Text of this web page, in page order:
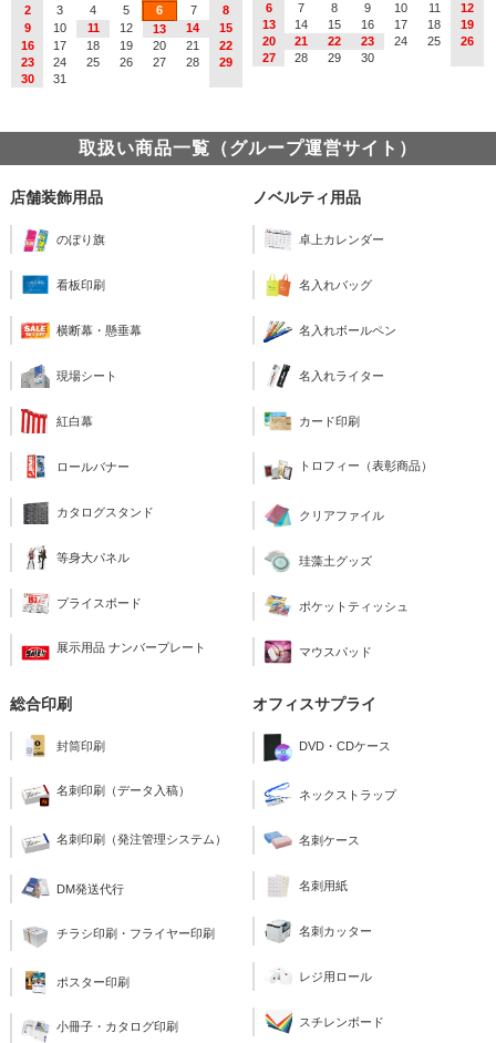
2
3 4 5 6 7
8
9
10 11 12 13 14
15
16
17 18 19 20 21
22
23
24 25 26 27 28
29
30
31
6
7 8 9 10 11
12
13
14 15 16 17 18
19
20
21 22 23 24 25
26
27
28 29 30
取扱い商品一覧（グループ運営サイト）
店舗装飾用品
のぼり旗
看板印刷
横断幕・懸垂幕
現場シート
紅白幕
ロールバナー
カタログスタンド
等身大パネル
プライスボード
展示用品 ナンバープレート
ノベルティ用品
卓上カレンダー
名入れバッグ
名入れボールペン
名入れライター
カード印刷
トロフィー（表彰商品）
クリアファイル
珪藻土グッズ
ポケットティッシュ
マウスパッド
総合印刷
封筒印刷
名刺印刷（データ入稿）
名刺印刷（発注管理システム）
DM発送代行
チラシ印刷・フライヤー印刷
ポスター印刷
小冊子・カタログ印刷
オフィスサプライ
DVD・CDケース
ネックストラップ
名刺ケース
名刺用紙
名刺カッター
レジ用ロール
スチレンボード